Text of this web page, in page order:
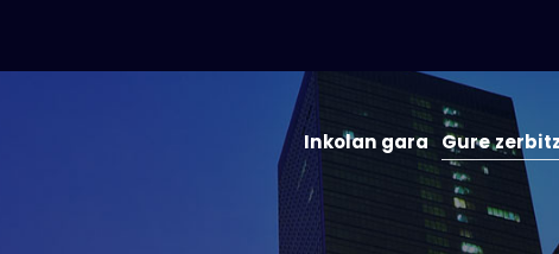
Inkolan gara Gure